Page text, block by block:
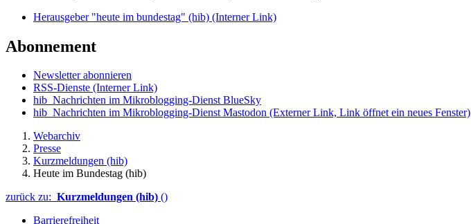
Herausgeber "heute im bundestag" (hib) (Interner Link)
Abonnement
Newsletter abonnieren
RSS-Dienste (Interner Link)
hib_Nachrichten im Mikroblogging-Dienst BlueSky
hib_Nachrichten im Mikroblogging-Dienst Mastodon (Externer Link, Link öffnet ein neues Fenster)
Webarchiv
Presse
Kurzmeldungen (hib)
Heute im Bundestag (hib)
zurück zu: Kurzmeldungen (hib) ()
Barrierefreiheit